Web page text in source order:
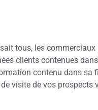
tous, les
clients contenues dans
contenu dans sa
visite de vos prospects